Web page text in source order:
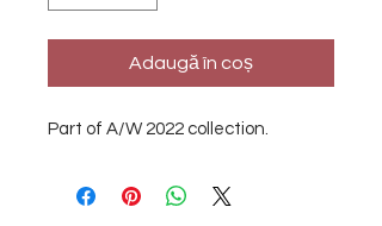
Adaugă în coș
Part of A/W 2022 collection.